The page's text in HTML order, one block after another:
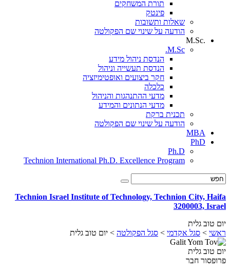
תורת המשחקים
פינטק
שאלות ותשובות
הודעה על שינוי שם הפקולטה
.M.Sc
M.Sc.
הנדסת ניהול מידע
הנדסת תעשייה וניהול
חקר ביצועים ואופטימיזציה
כלכלה
מדעי ההתנהגות והניהול
מדעי הנתונים והמידע
תכנית ברקת
הודעה על שינוי שם הפקולטה
MBA
PhD
Ph.D
Technion International Ph.D. Excellence Program
Technion Israel Institute of Technology, Technion City, Haifa
3200003, Israel
יום טוב גלית
ראשי > סגל אקדמי > סגל הפקולטה > יום טוב גלית
יום טוב גלית
פרופסור חבר